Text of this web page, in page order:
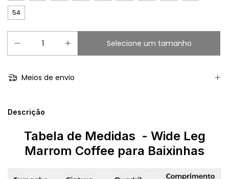
54
Meios de envio
Descrição
Tabela de Medidas - Wide Leg
Marrom Coffee para Baixinhas